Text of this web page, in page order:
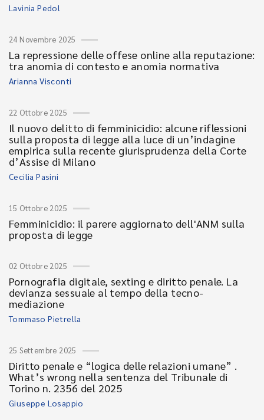
Lavinia Pedol
24 Novembre 2025
La repressione delle offese online alla reputazione:
tra anomia di contesto e anomia normativa
Arianna Visconti
22 Ottobre 2025
Il nuovo delitto di femminicidio: alcune riflessioni
sulla proposta di legge alla luce di un’indagine
empirica sulla recente giurisprudenza della Corte
d’Assise di Milano
Cecilia Pasini
15 Ottobre 2025
Femminicidio: il parere aggiornato dell'ANM sulla
proposta di legge
02 Ottobre 2025
Pornografia digitale, sexting e diritto penale. La
devianza sessuale al tempo della tecno-
mediazione
Tommaso Pietrella
25 Settembre 2025
Diritto penale e “logica delle relazioni umane” .
What’s wrong nella sentenza del Tribunale di
Torino n. 2356 del 2025
Giuseppe Losappio